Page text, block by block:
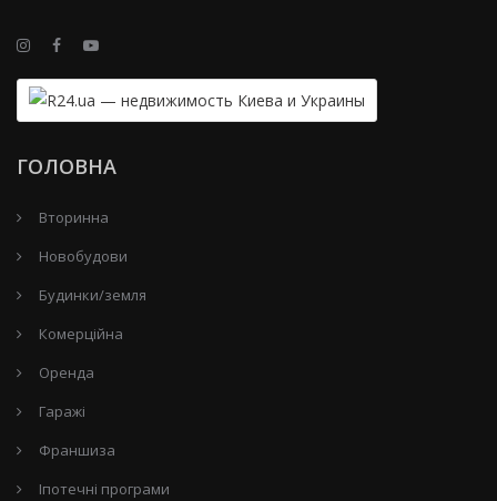
ГОЛОВНА
Вторинна
Новобудови
Будинки/земля
Комерційна
Оренда
Гаражі
Франшиза
Іпотечні програми